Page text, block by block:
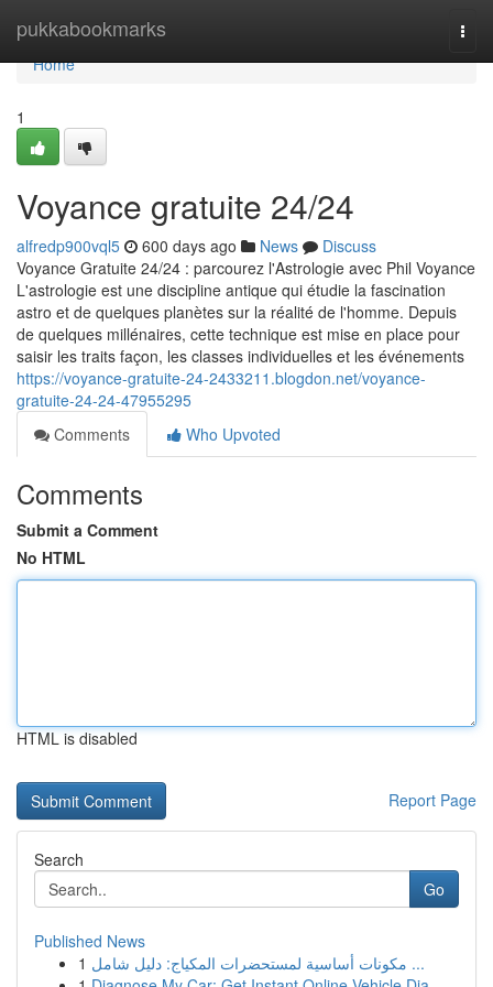
pukkabookmarks
Home
Home
1
Voyance gratuite 24/24
alfredp900vql5 600 days ago News
Discuss
Voyance Gratuite 24/24 : parcourez l'Astrologie avec Phil Voyance
L'astrologie est une discipline antique qui étudie la fascination
astro et de quelques planètes sur la réalité de l'homme. Depuis
de quelques millénaires, cette technique est mise en place pour
saisir les traits façon, les classes individuelles et les événements
https://voyance-gratuite-24-2433211.blogdon.net/voyance-
gratuite-24-24-47955295
Comments
Who Upvoted
Comments
Submit a Comment
No HTML
HTML is disabled
Report Page
Search
Go
Published News
1
مكونات أساسية لمستحضرات المكياج: دليل شامل ...